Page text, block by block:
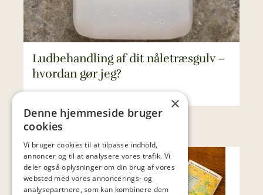
Ludbehandling af dit nåletræsgulv –
hvordan gør jeg?
×
Denne hjemmeside bruger
cookies
Vi bruger cookies til at tilpasse indhold,
annoncer og til at analysere vores trafik. Vi
deler også oplysninger om din brug af vores
websted med vores annoncerings- og
analysepartnere, som kan kombinere dem